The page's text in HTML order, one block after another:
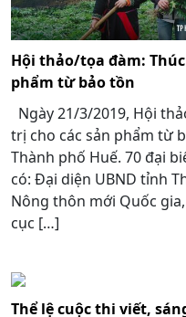
Hội thảo/tọa đàm:
phẩm từ bảo tồn
Ngày 21/3/2019, Hội
trị cho các sản phẩm từ
Thành phố Huế. 70 đại
có: Đại diện UBND tỉnh
Nông thôn mới Quốc
cục […]
Thể lệ cuộc thi viết,